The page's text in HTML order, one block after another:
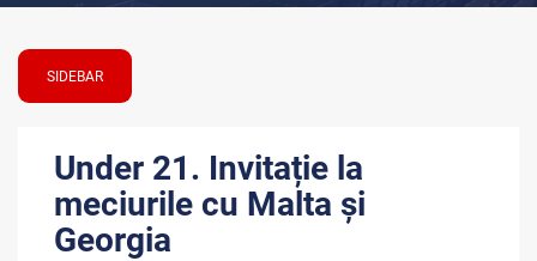
SIDEBAR
Under 21. Invitație la
meciurile cu Malta și
Georgia